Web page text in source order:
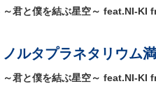
君と僕を結ぶ星空～ feat.NI-KI
ノルタプラネタリウム
君と僕を結ぶ星空～ feat.NI-KI